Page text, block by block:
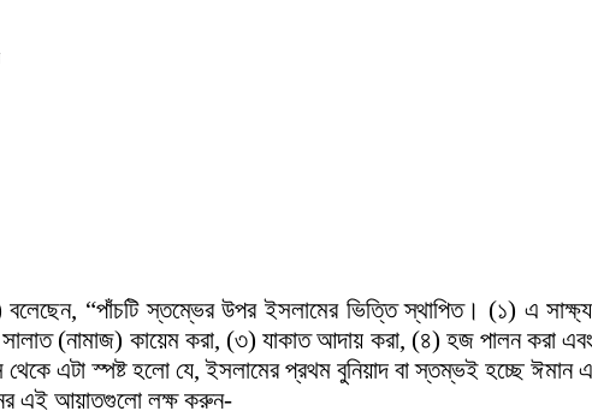
“পাঁচটি স্তম্ভের উপর ইসলামের ভিত্তি স্থাপিত। (১) এ
সালাত (নামাজ) কায়েম করা, (৩) যাকাত আদায় করা, (৪) হজ পালন করা
এটা স্পষ্ট হলো যে, ইসলামের প্রথম বুনিয়াদ বা স্তম্ভই হচ্ছে
এই আয়াতগুলো লক্ষ করুন-